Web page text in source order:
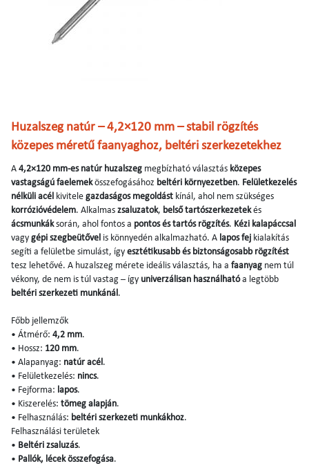
Huzalszeg natúr – 4,2×120 mm – stabil rögzítés
közepes méretű faanyaghoz, beltéri szerkezetekhez
A 4,2×120 mm-es natúr huzalszeg megbízható választás közepes
vastagságú faelemekösszefogásához beltéri környezetben. Felületkezelés
nélküli acél
kivitele gazdaságos megoldást kínál, ahol nem szükséges
korrózióvédelem. Alkalmas zsaluzatok, belső tartószerkezetekés
ácsmunkáksorán, ahol fontos a pontos és tartós rögzítés. Kézi kalapáccsal
vagy gépi szegbeütővel is könnyedén alkalmazható. A lapos fej kialakítás
segíti a felületbe simulást, így esztétikusabb és biztonságosabb rögzítést
tesz lehetővé. A huzalszeg mérete ideális választás, ha a faanyag nem túl
vékony, de nem is túl vastag – így univerzálisan használhatóa legtöbb
beltéri szerkezeti munkánál .
Főbb jellemzők
• Átmérő: 4,2 mm.
• Hossz: 120 mm.
• Alapanyag: natúr acél .
• Felületkezelés: nincs.
• Fejforma: lapos.
• Kiszerelés: tömeg alapján.
• Felhasználás: beltéri szerkezeti munkákhoz.
Felhasználási területek
• Beltéri zsaluzás.
• Pallók, lécek összefogása.